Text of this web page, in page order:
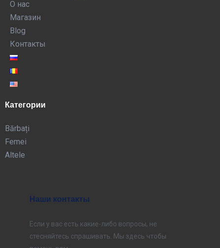
О нас
Магазин
Blog
Контакты
Категории
Bărbați
Femei
Altele
Наши контакты
Если у вас есть какие-либо вопросы, не
стесняйтесь спрашивать. Мы здесь чтобы